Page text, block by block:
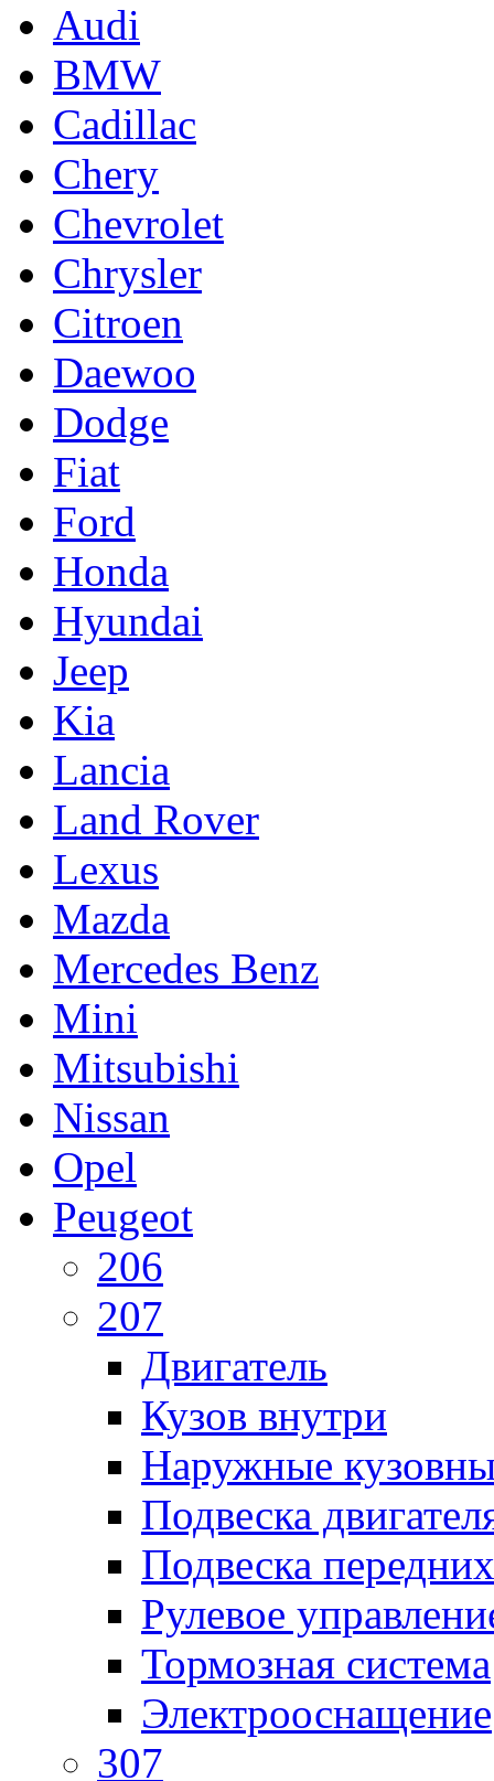
Audi
BMW
Cadillac
Chery
Chevrolet
Chrysler
Citroen
Daewoo
Dodge
Fiat
Ford
Honda
Hyundai
Jeep
Kia
Lancia
Land Rover
Lexus
Mazda
Mercedes Benz
Mini
Mitsubishi
Nissan
Opel
Peugeot
206
207
Двигатель
Кузов внутри
Наружные
Подвеска
Подвеска
Рулевое
Тормозная система
Электрооснащение
307